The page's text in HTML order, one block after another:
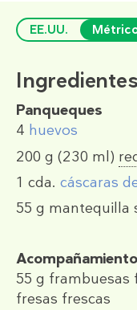
EE.UU.
Ingredientes
Panqueques
4 huevos
200 g (230 ml)
1 cda. cáscaras
55 g mantequilla
Acompañamiento
55 g frambuesas
fresas frescas